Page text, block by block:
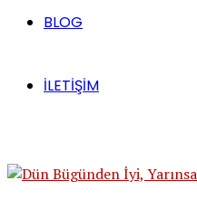
BLOG
İLETİŞİM